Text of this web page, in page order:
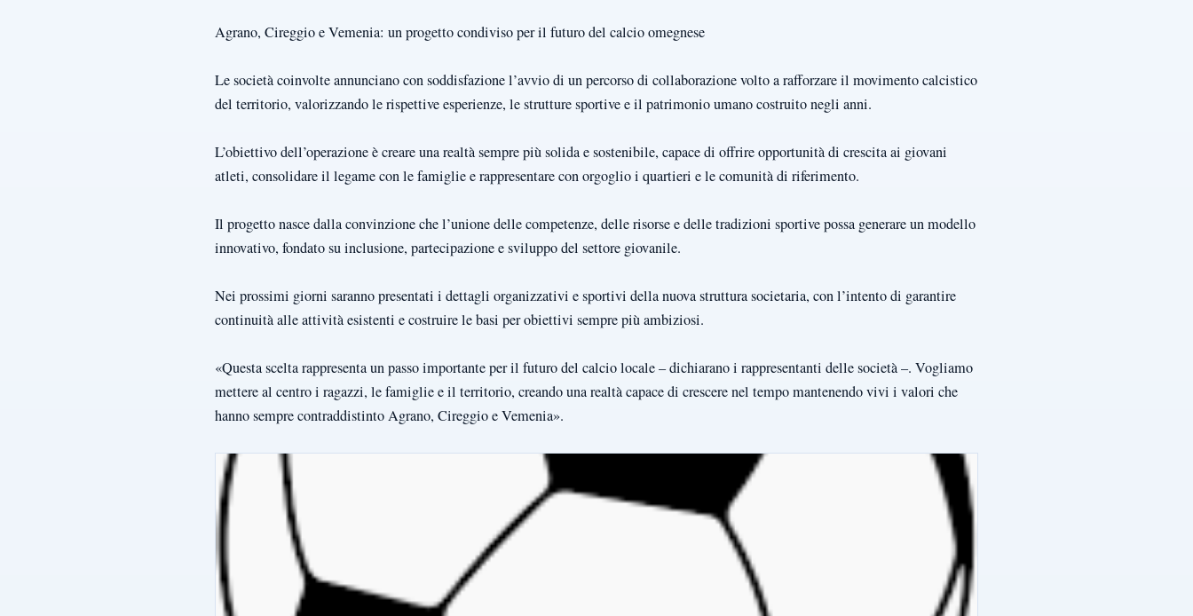
Agrano, Cireggio e Vemenia: un progetto condiviso per il futuro del calcio omegnese
Le società coinvolte annunciano con soddisfazione l’avvio di un percorso di collaborazione volto a rafforzare il movimento calcistico
del territorio, valorizzando le rispettive esperienze, le strutture sportive e il patrimonio umano costruito negli anni.
L’obiettivo dell’operazione è creare una realtà sempre più solida e sostenibile, capace di offrire opportunità di crescita ai giovani
atleti, consolidare il legame con le famiglie e rappresentare con orgoglio i quartieri e le comunità di riferimento.
Il progetto nasce dalla convinzione che l’unione delle competenze, delle risorse e delle tradizioni sportive possa generare un modello
innovativo, fondato su inclusione, partecipazione e sviluppo del settore giovanile.
Nei prossimi giorni saranno presentati i dettagli organizzativi e sportivi della nuova struttura societaria, con l’intento di garantire
continuità alle attività esistenti e costruire le basi per obiettivi sempre più ambiziosi.
«Questa scelta rappresenta un passo importante per il futuro del calcio locale – dichiarano i rappresentanti delle società –. Vogliamo
mettere al centro i ragazzi, le famiglie e il territorio, creando una realtà capace di crescere nel tempo mantenendo vivi i valori che
hanno sempre contraddistinto Agrano, Cireggio e Vemenia».